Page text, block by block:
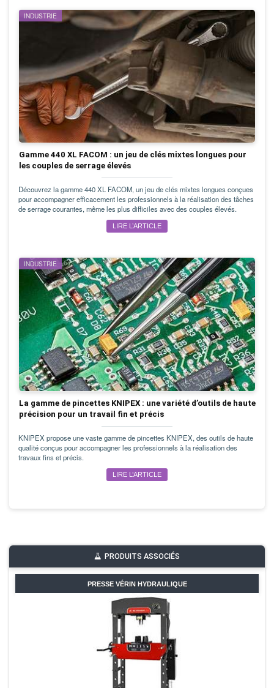
INDUSTRIE
Gamme 440 XL FACOM : un jeu de clés mixtes longues pour
les couples de serrage élevés
Découvrez la gamme 440 XL FACOM, un jeu de clés mixtes longues conçues
pour accompagner efficacement les professionnels à la réalisation des tâches
de serrage courantes, même les plus difficiles avec des couples élevés.
LIRE L’ARTICLE
INDUSTRIE
La gamme de pincettes KNIPEX : une variété d’outils de haute
précision pour un travail fin et précis
KNIPEX propose une vaste gamme de pincettes KNIPEX, des outils de haute
qualité conçus pour accompagner les professionnels à la réalisation des
travaux fins et précis.
LIRE L’ARTICLE
PRODUITS ASSOCIÉS
PRESSE VÉRIN HYDRAULIQUE